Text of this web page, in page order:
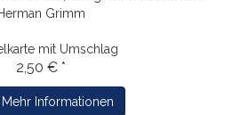
Grimm
mit Umschlag
2,50 € *
Mehr Informationen